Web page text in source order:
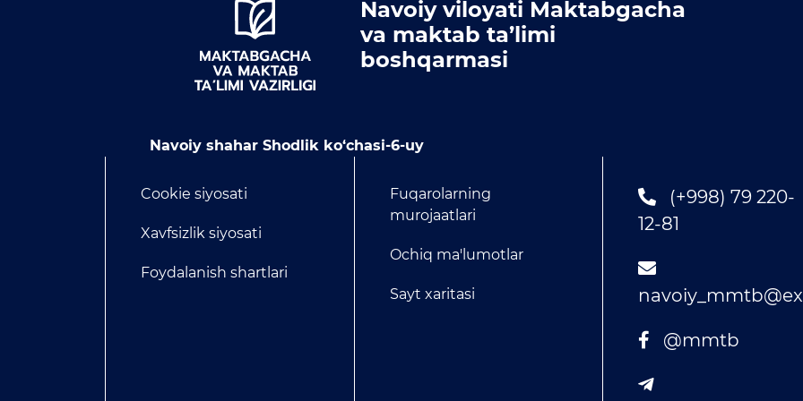
Navoiy viloyati Maktabgacha
va maktab ta’limi
boshqarmasi
Navoiy shahar Shodlik ko‘chasi-6-uy
Cookie siyosati
Xavfsizlik siyosati
Foydalanish shartlari
Fuqarolarning
murojaatlari
Ochiq ma'lumotlar
Sayt xaritasi
(+998) 79 220-
12-81
@mmtb